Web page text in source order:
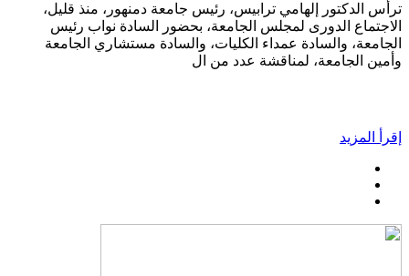
ترأس الدكتور إلهامي ترابيس، رئيس جامعة دمنهور، منذ قليل،
الاجتماع الدورى لمجلس الجامعة، بحضور السادة نواب رئيس
الجامعة، والسادة عمداء الكليات، والسادة مستشاري الجامعة
وأمين الجامعة، لمناقشة عدد من ال
إقرأ المزيد